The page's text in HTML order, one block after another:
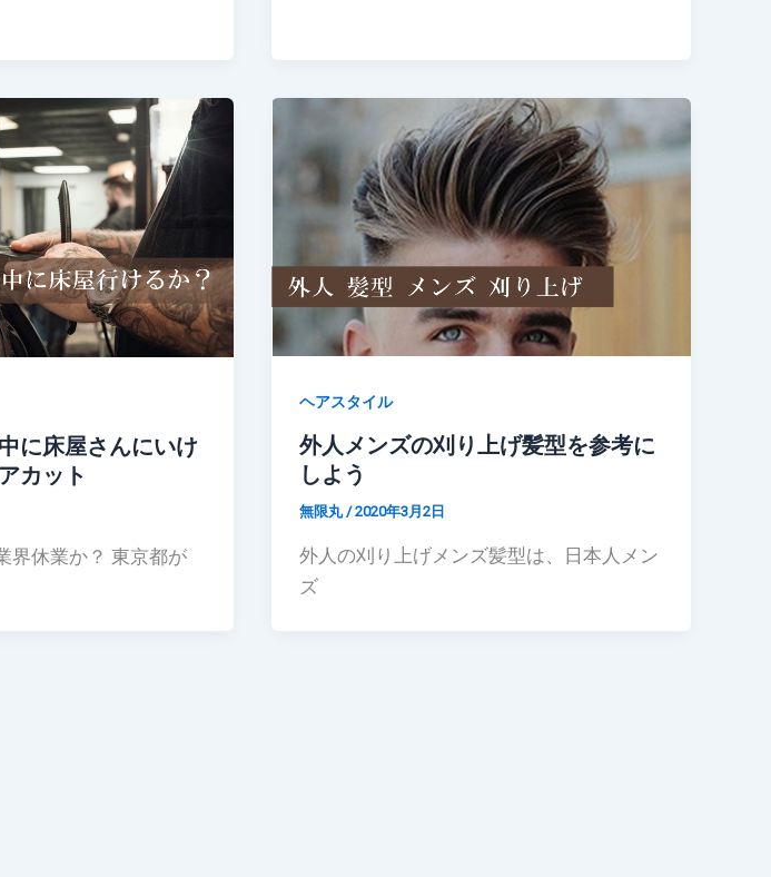
に床屋さんにいけ
カット
界休業か？ 東京都が
ヘアスタイル
外人メンズの刈り上げ髪型を参考に
しよう
無限丸/2020年3月2日
外人の刈り上げメンズ髪型は、日本人メン
ズ